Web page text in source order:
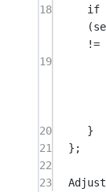
18
if
!=
19
20
}
21
};
22
23
Adjust